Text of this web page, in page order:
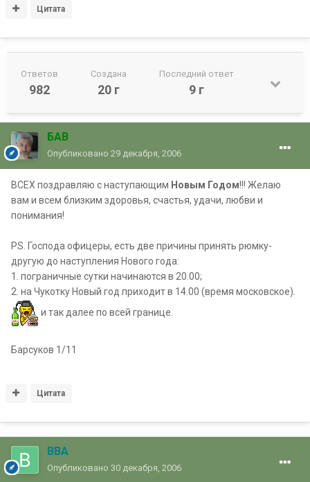
Цитата
Ответов
982
Создана
20 г
Последний ответ
9 г
БАВ
Опубликовано 29 декабря, 2006
ВСЕХ поздравляю с наступающим Новым Годом!!! Желаю
вам и всем близким здоровья, счастья, удачи, любви и
понимания!
PS. Господа офицеры, есть две причины принять рюмку-
другую до наступления Нового года:
1. пограничные сутки начинаются в 20.00;
2. на Чукотку Новый год приходит в 14.00 (время московское).
и так далее по всей границе.
Барсуков 1/11
Цитата
ВВА
Опубликовано 30 декабря, 2006